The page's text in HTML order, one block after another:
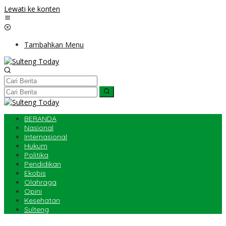
Lewati ke konten
Tambahkan Menu
BERANDA
Nasional
Internasional
Hukum
Politika
Pendidikan
Ekobis
Olahraga
Opini
Kesehatan
Sulteng